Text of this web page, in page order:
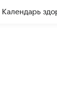
Календарь